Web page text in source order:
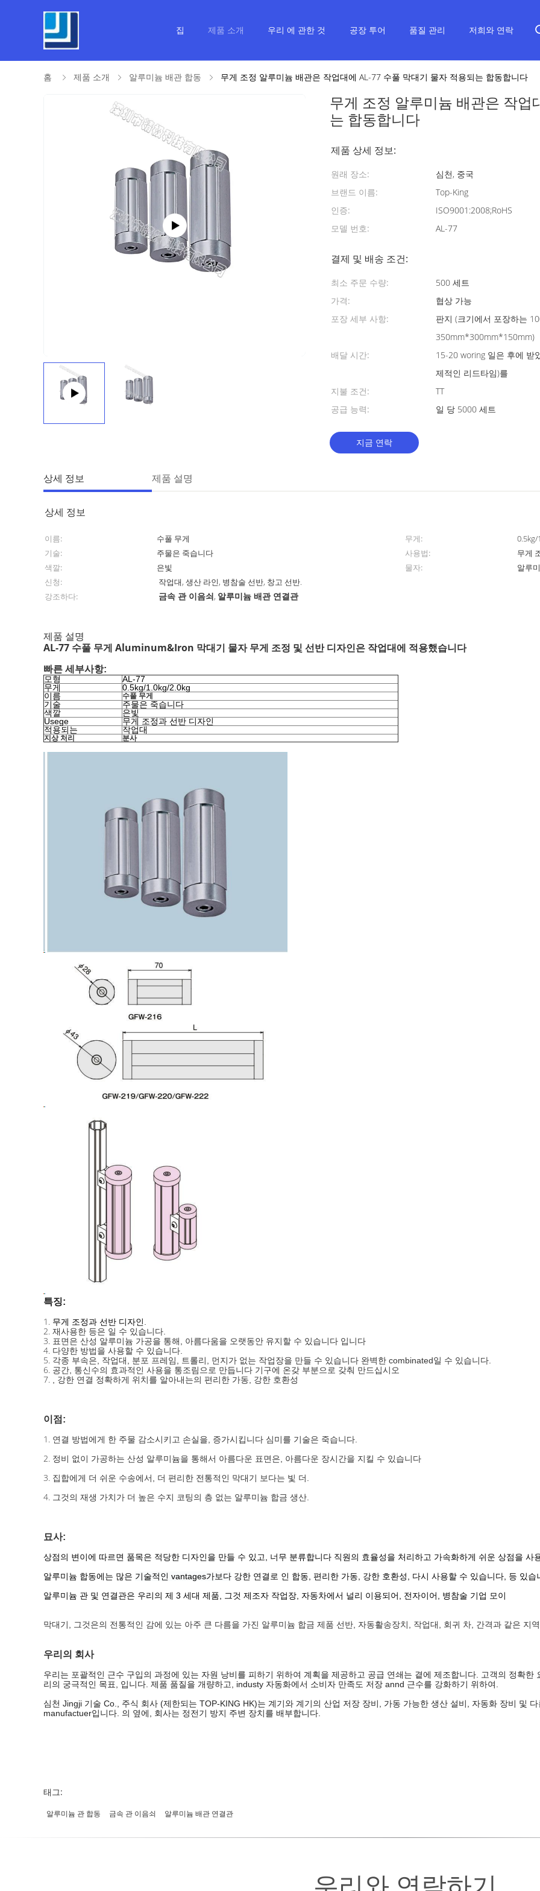
집 제품 소개 우리 에 관한 것 공장 투어 품질 관리 저희와 연락
홈 제품 소개 알루미늄 배관 합동 무게 조정 알루미늄 배관은 작업대에 AL-77 수풀 막대기 물자 적용되는 합동합니다
무게 조정 알루미늄 배관은 작업
는 합동합니다
제품 상세 정보:
원래 장소:
심천, 중국
브랜드 이름:
Top-King
인증:
ISO9001:2008;RoHS
모델 번호:
AL-77
결제 및 배송 조건:
최소 주문 수량:
500 세트
가격:
협상 가능
포장 세부 사항:
판지 (크기에서 포장하는
350mm*300mm*150mm)
배달 시간:
15-20 woring 일은 후에 받
제적인 리드타임)를
지불 조건:
TT
공급 능력:
일 당 5000 세트
지금 연락
상세 정보 제품 설명
상세 정보
이름: 수풀 무게 무게:
0.5kg/
기술:
주물은 죽습니다 사용법:
무게
색깔:
은빛 물자:
알루
신청:
작업대, 생산 라인, 병참술 선반, 창고 선반.
강조하다:
금속 관 이음쇠, 알루미늄 배관 연결관
제품 설명
AL-77 수풀 무게 Aluminum&Iron 막대기 물자 무게 조정 및 선반 디자인은 작업대에 적용했습니다
빠른 세부사항:
모형
AL-77
무게
0.5kg/1.0kg/2.0kg
이름
수풀 무게
기술
주물은 죽습니다
색깔
은빛
Usege
무게 조정과 선반 디자인
적용되는
작업대
지상 처리 분사
특징:
1. 무게 조정과 선반 디자인
2. 재사용한 등은 일 수 있습니다.
3. 표면은 산성 알루미늄 가공을 통해, 아름다움을 오랫동안 유지할 수 있습니다 입니다
4. 다양한 방법을 사용할 수 있습니다.
5. 각종 부속은, 작업대, 분포 프레임, 트롤리, 먼지가 없는 작업장을 만들 수 있습니다 완벽한 combinated일 수 있습니다.
6. 공간, 통신수의 효과적인 사용을 통조림으로 만듭니다 기구에 온갖 부분으로 갖춰 만드십시오
7. , 강한 연결 정확하게 위치를 알아내는의 편리한 가동, 강한 호환성
이점:
1. 연결 방법에게 한 주물 감소시키고 손실을, 증가시킵니다 심미를 기술은 죽습니다.
2. 정비 없이 가공하는 산성 알루미늄을 통해서 아름다운 표면은, 아름다운 장시간을 지킬 수 있습니다
3. 집합에게 더 쉬운 수송에서, 더 편리한 전통적인 막대기 보다는 빛 더.
4. 그것의 재생 가치가 더 높은 수지 코팅의 층 없는 알루미늄 합금 생산.
묘사:
상점의 변이에 따르면 품목은 적당한 디자인을 만들 수 있고, 너무 분류합니다 직원의 효율성을 처리하고 가속화하게 쉬운 상점을 사
알루미늄 합동에는 많은 기술적인 vantages가보다 강한 연결로 인 합동, 편리한 가동, 강한 호환성, 다시 사용할 수 있습니다, 등 있습
알루미늄 관 및 연결관은 우리의 제 3 세대 제품, 그것 제조자 작업장, 자동차에서 널리 이용되어, 전자이어, 병참술 기업 모이
막대기, 그것은의 전통적인 감에 있는 아주 큰 다름을 가진 알루미늄 합금 제품 선반, 자동활송장치, 작업대, 회귀 차, 간격과 같은 지
우리의 회사
우리는 포괄적인 근수 구입의 과정에 있는 자원 낭비를 피하기 위하여 계획을 제공하고 공급 연쇄는 곁에 제조합니다. 고객의 정확
리의 궁극적인 목표, 입니다. 제품 품질을 개량하고, industy 자동화에서 소비자 만족도 저장 annd 근수를 강화하기 위하여.
심천 Jingji 기술 Co., 주식 회사 (제한되는 TOP-KING HK)는 계기와 계기의 산업 저장 장비, 가동 가능한 생산 설비, 자동화 장비 및
manufactuer입니다. 의 옆에, 회사는 정전기 방지 주변 장치를 배부합니다.
태그:
알루미늄 관 합동 금속 관 이음쇠 알루미늄 배관 연결관